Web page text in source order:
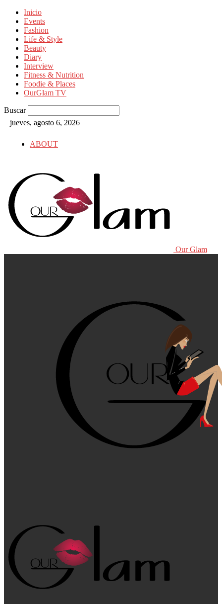
Inicio
Events
Fashion
Life & Style
Beauty
Diary
Interview
Fitness & Nutrition
Foodie & Places
OurGlam TV
Buscar
jueves, agosto 6, 2026
ABOUT
Our Glam